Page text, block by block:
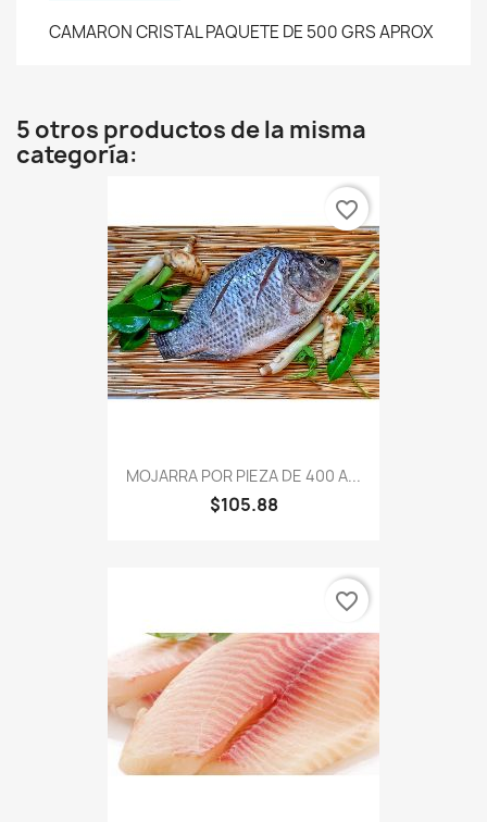
CAMARON CRISTAL PAQUETE DE 500 GRS APROX
5 otros productos de la misma
categoría:
MOJARRA POR PIEZA DE 400 A...
$105.88
favorite_border
favorite_border